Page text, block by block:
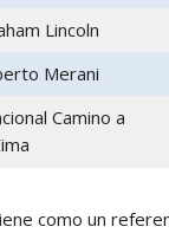
Lincoln
Merani
Camino a
como un